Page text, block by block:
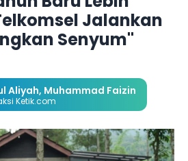
Jalankan
Senyum"
Aliyah, Muhammad Faizin
Ketik.com